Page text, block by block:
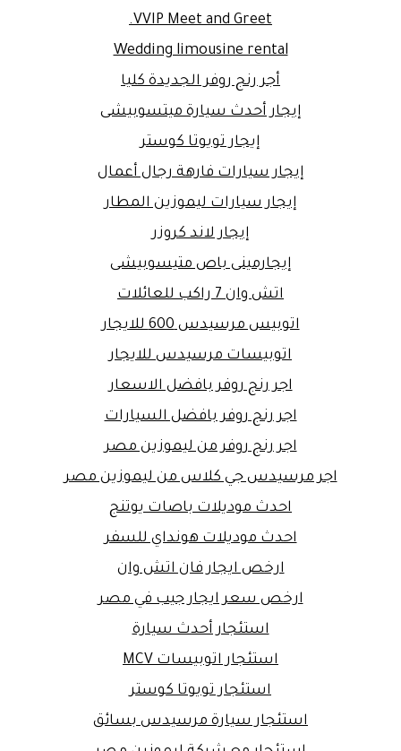
VVIP Meet and Greet.
Wedding limousine rental
أجر رنج روفر الجديدة كليا
إيجار أحدث سيارة ميتسوبيشى
إيجار تويوتا كوستر
إيجار سيارات فارهة رجال أعمال
إيجار سيارات ليموزين المطار
إيجار لاند كروزر
إيجارمينى باص متيسوبيشى
اتش وان 7 راكب للعائلات
اتوبيس مرسيدس 600 للايجار
اتوبيسات مرسيدس للايجار
اجر رنج روفر بافضل الاسعار
اجر رنج روفر بافضل السيارات
اجر رنج روفر من ليموزين مصر
اجر مرسيدس جي كلاس من ليموزين مصر
احدث موديلات باصات يوتنج
احدث موديلات هونداي للسفر
ارخص ايجار فان اتش وان
ارخص سعر ايجار جيب في مصر
استئجار أحدث سيارة
استئجار اتوبيسات MCV
استئجار تويوتا كوستر
استئجار سيارة مرسيدس بسائق